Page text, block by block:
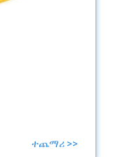
ተጨማሪ >>